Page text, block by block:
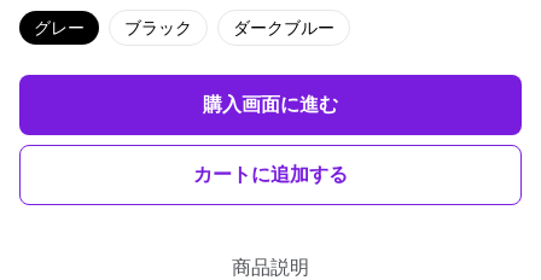
グレー ブラック ダークブルー
購入画面に進む
カートに追加する
商品説明